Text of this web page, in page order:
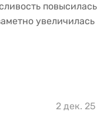
увеличилась
2 дек.